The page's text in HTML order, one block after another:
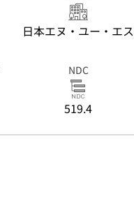
日本エヌ・ユー・エス
NDC
519.4